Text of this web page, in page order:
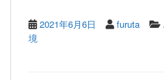
2021年6月6日 furuta
境